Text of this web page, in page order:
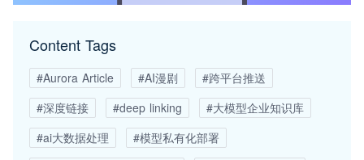
Content Tags
#Aurora Article #AI漫剧
#跨平台推送
#深度链接
#deep linking
#大模型企业知识库
#ai大数据处理
#模型私有化部署